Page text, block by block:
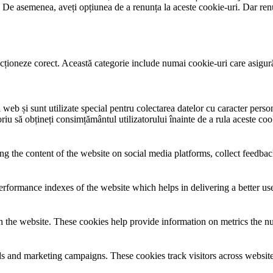
asemenea, aveți opțiunea de a renunța la aceste cookie-uri. Dar
corect. Această categorie include numai cookie-uri care
și sunt utilizate special pentru colectarea datelor cu caracter
să obțineți consimțământul utilizatorului înainte de a rula aceste
the content of the website on social media platforms, collect
indexes of the website which helps in delivering a better
website. These cookies help provide information on metrics the
marketing campaigns. These cookies track visitors across